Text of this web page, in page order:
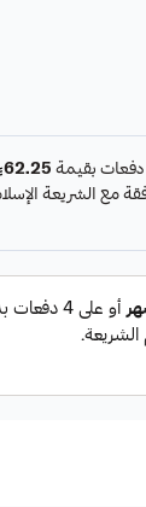
عالية كقطعة
أمامية